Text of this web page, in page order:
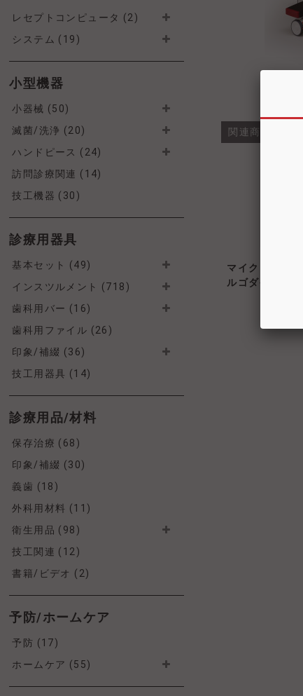
レセプトコンピュータ (2)
システム (19)
小型機器
小器械 (50)
滅菌/洗浄 (20)
ハンドピース (24)
訪問診療関連 (14)
技工機器 (30)
診療用器具
基本セット (49)
インスツルメント (718)
歯科用バー (16)
歯科用ファイル (26)
印象/補綴 (36)
技工用器具 (14)
診療用品/材料
保存治療 (68)
印象/補綴 (30)
義歯 (18)
外科用材料 (11)
衛生用品 (98)
技工関連 (12)
書籍/ビデオ (2)
予防/ホームケア
予防 (17)
ホームケア (55)
関連商品・類似
マイクロスコ
ルゴダイナミッ